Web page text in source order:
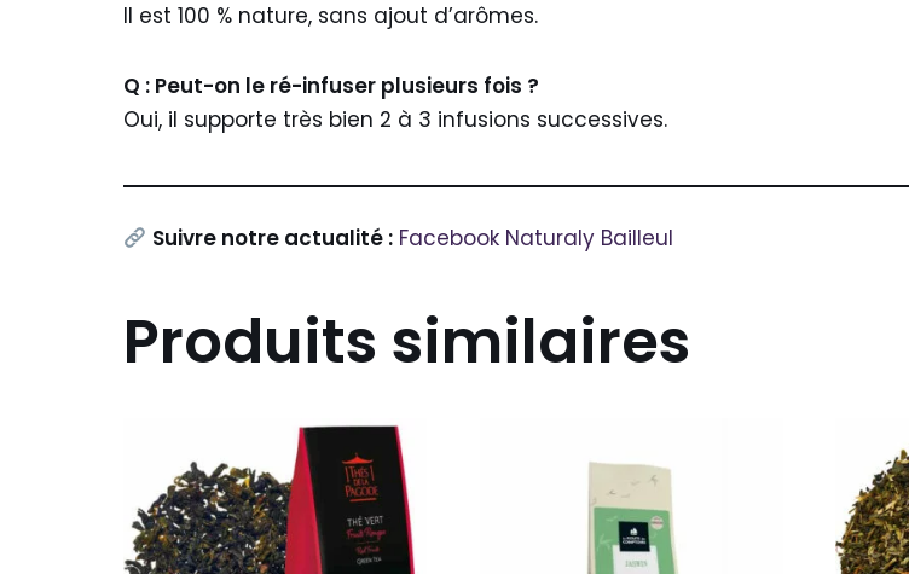
Il est 100 % nature, sans ajout d’arômes.
Q : Peut-on le ré-infuser plusieurs fois ?
Oui, il supporte très bien 2 à 3 infusions successives.
Suivre notre actualité : Facebook Naturaly Bailleul
Produits similaires